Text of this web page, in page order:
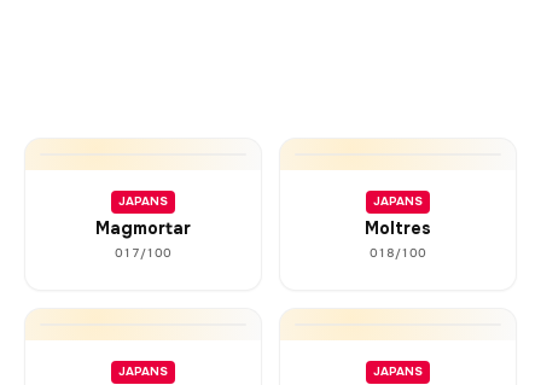
JAPANS
Magmortar
017/100
JAPANS
Moltres
018/100
JAPANS JAPANS